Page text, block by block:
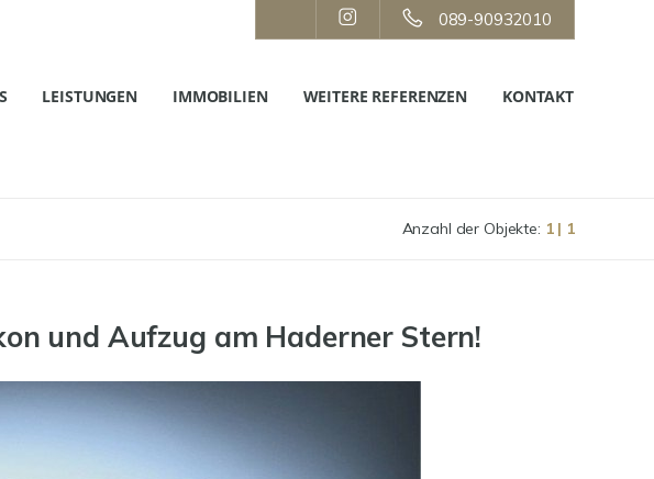
089-90932010
LEISTUNGEN IMMOBILIEN WEITERE REFERENZEN KONTAKT
Anzahl der Objekte: 1 | 1
und Aufzug am Haderner Stern!